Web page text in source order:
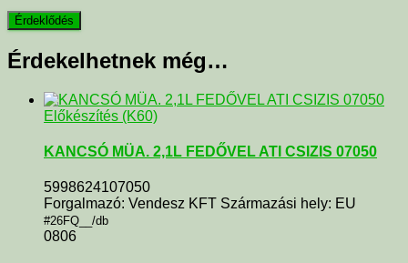
Érdekelhetnek még…
Előkészítés (K60)
KANCSÓ MÜA. 2,1L FEDŐVEL ATI CSIZIS 07050
5998624107050
Forgalmazó: Vendesz KFT Származási hely: EU
#26FQ__/db
0806